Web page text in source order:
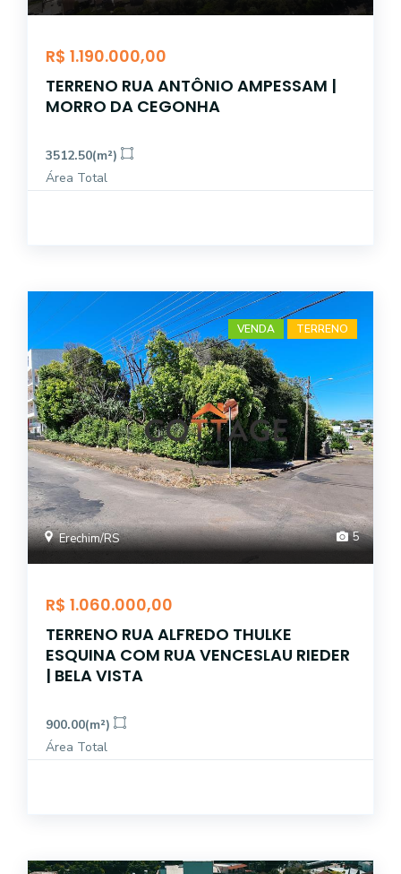
R$ 1.190.000,00
TERRENO RUA ANTÔNIO AMPESSAM |
MORRO DA CEGONHA
3512.50(m²)
Área Total
VENDA TERRENO
Erechim/RS 5
R$ 1.060.000,00
TERRENO RUA ALFREDO THULKE
ESQUINA COM RUA VENCESLAU RIEDER
| BELA VISTA
900.00(m²)
Área Total